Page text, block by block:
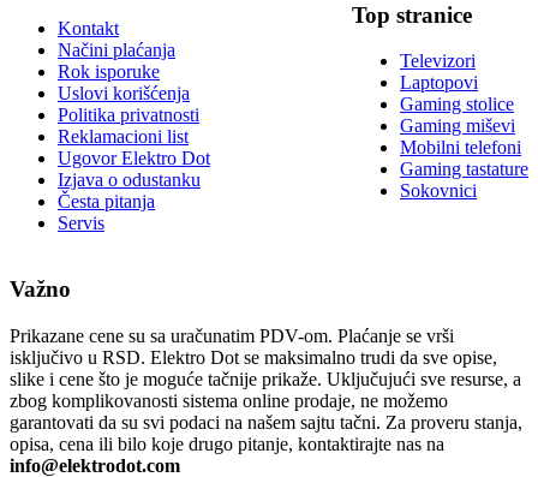
Kontakt
Načini plaćanja
Rok isporuke
Uslovi korišćenja
Politika privatnosti
Reklamacioni list
Ugovor Elektro Dot
Izjava o odustanku
Česta pitanja
Servis
Top stranice
Televizori
Laptopovi
Gaming stolice
Gaming miševi
Mobilni telefoni
Gaming tastature
Sokovnici
Važno
Prikazane cene su sa uračunatim PDV-om. Plaćanje se vrši
isključivo u RSD. Elektro Dot se maksimalno trudi da sve opise,
slike i cene što je moguće tačnije prikaže. Uključujući sve resurse, a
zbog komplikovanosti sistema online prodaje, ne možemo
garantovati da su svi podaci na našem sajtu tačni. Za proveru stanja,
opisa, cena ili bilo koje drugo pitanje, kontaktirajte nas na
info@elektrodot.com